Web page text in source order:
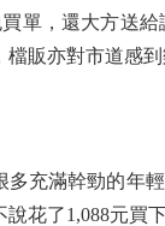
單，還大方送
販亦對市道感到
滿幹勁的年輕
花了1,088元